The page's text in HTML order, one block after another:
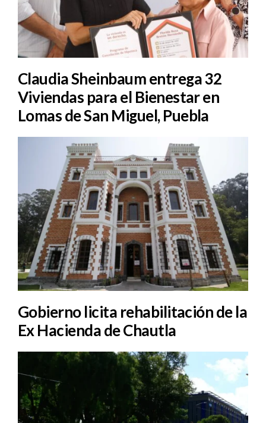
Claudia Sheinbaum entrega 32
Viviendas para el Bienestar en
Lomas de San Miguel, Puebla
Gobierno licita rehabilitación de la
Ex Hacienda de Chautla